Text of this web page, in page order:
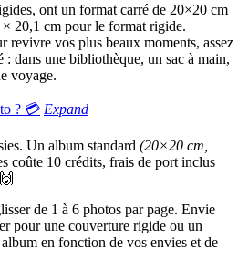
ont un format carré de 20×20 cm
× 20,1 cm pour le format rigide.
revivre vos plus beaux moments, assez
: dans une bibliothèque, un sac à main,
voyage.
? 💳 Expand
Un album standard (20×20 cm,
coûte 10 crédits, frais de port inclus
🙌
de 1 à 6 photos par page. Envie
pour une couverture rigide ou un
en fonction de vos envies et de